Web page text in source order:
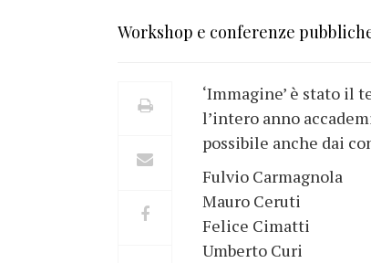
Workshop e conferenze
‘Immagine’ è stato il
l’intero anno
possibile anche dai
Fulvio Carmagnola
Mauro Ceruti
Felice Cimatti
Umberto Curi